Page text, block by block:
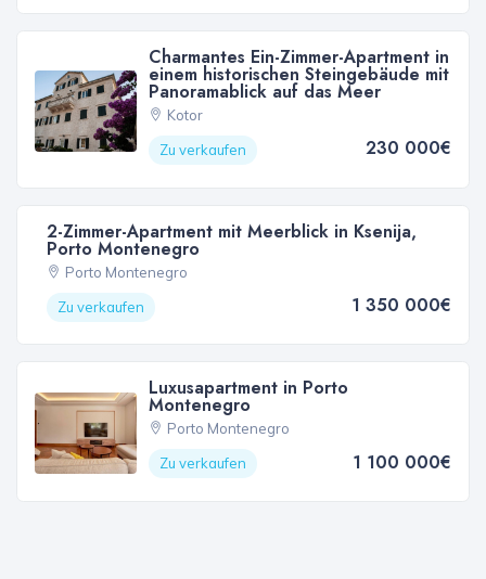
Charmantes Ein-Zimmer-Apartment in
einem historischen Steingebäude mit
Panoramablick auf das Meer
Kotor
Zu verkaufen
230 000€
2-Zimmer-Apartment mit Meerblick in Ksenija,
Porto Montenegro
Porto Montenegro
Zu verkaufen
1 350 000€
Luxusapartment in Porto
Montenegro
Porto Montenegro
Zu verkaufen
1 100 000€